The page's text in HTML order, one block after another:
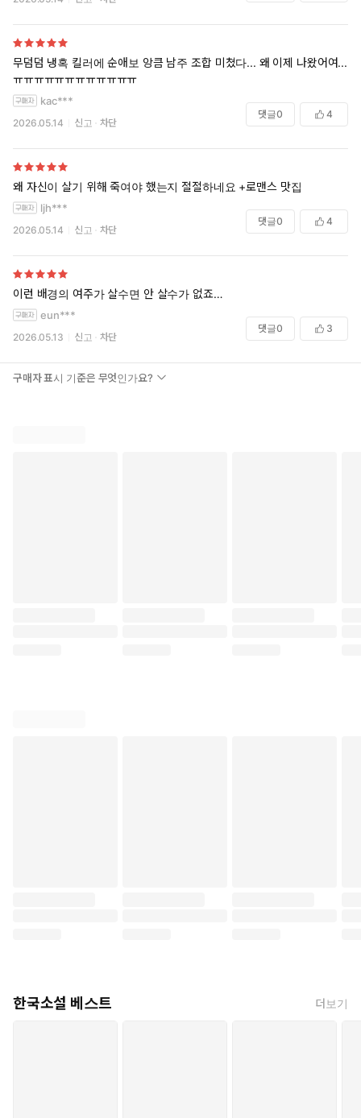
무덤덤 냉혹 킬러에 순애보 앙큼 남주 조합 미쳤다... 왜 이제 나왔어여....
ㅠㅠㅠㅠㅠㅠㅠㅠㅠㅠㅠㅠ
kac***
2026.05.14 신고 차단
댓글0 4
왜 자신이 살기 위해 죽여야 했는지 절절하네요 +로맨스 맛집
ljh***
2026.05.14 신고 차단
댓글0 4
이런 배경의 여주가 살수면 안 살수가 없죠…
eun***
2026.05.13 신고 차단
댓글0 3
구매자 표시 기준은 무엇인가요?
한국소설 베스트 더보기